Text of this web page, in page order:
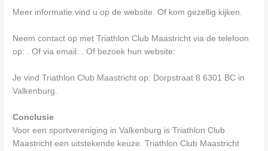
Meer informatie vind u op de website. Of kom gezellig kijken.
Neem contact op met Triathlon Club Maastricht via de telefoon
op: . Of via email: . Of bezoek hun website:
Je vind Triathlon Club Maastricht op: Dorpstraat 8 6301 BC in
Valkenburg.
Conclusie
Voor een sportvereniging in Valkenburg is Triathlon Club
Maastricht een uitstekende keuze. Triathlon Club Maastricht